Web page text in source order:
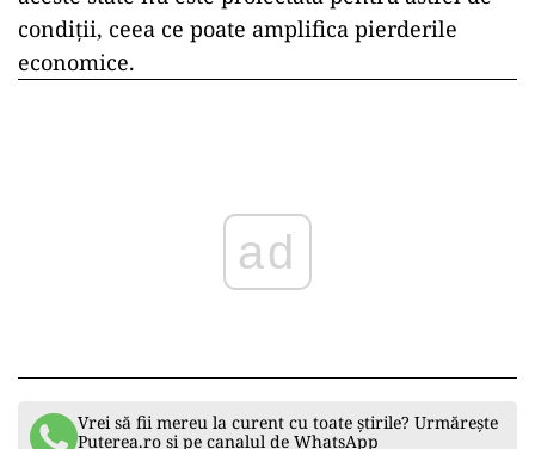
condiții, ceea ce poate amplifica pierderile
economice.
ad
Vrei să fii mereu la curent cu toate știrile? Urmărește
Puterea.ro și pe canalul de WhatsApp